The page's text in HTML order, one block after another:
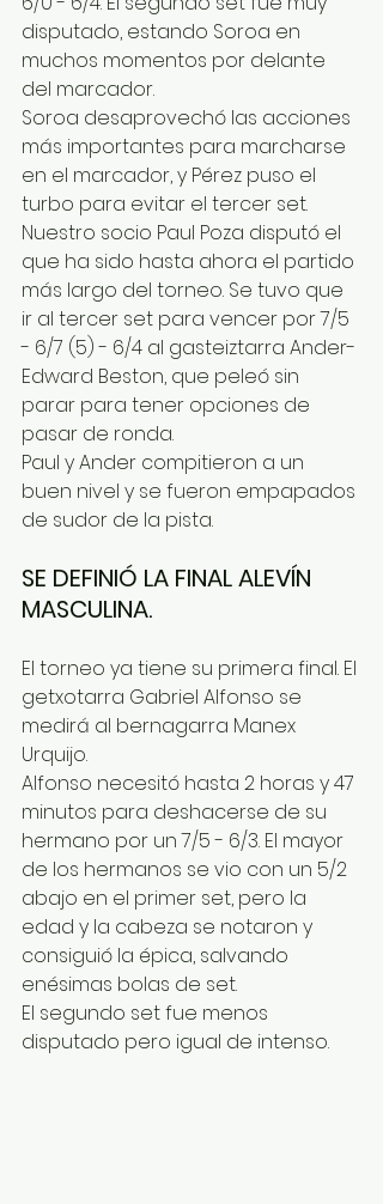
disputado, estando Soroa en
muchos momentos por delante
del marcador.
Soroa desaprovechó las acciones
más importantes para marcharse
en el marcador, y Pérez puso el
turbo para evitar el tercer set.
Nuestro socio Paul Poza disputó el
que ha sido hasta ahora el partido
más largo del torneo. Se tuvo que
ir al tercer set para vencer por 7/5
- 6/7 (5) - 6/4 al gasteiztarra Ander-
Edward Beston, que peleó sin
parar para tener opciones de
pasar de ronda.
Paul y Ander compitieron a un
buen nivel y se fueron empapados
de sudor de la pista.
SE DEFINIÓ LA FINAL ALEVÍN
MASCULINA.
El torneo ya tiene su primera final. El
getxotarra Gabriel Alfonso se
medirá al bernagarra Manex
Urquijo.
Alfonso necesitó hasta 2 horas y 47
minutos para deshacerse de su
hermano por un 7/5 - 6/3. El mayor
de los hermanos se vio con un 5/2
abajo en el primer set, pero la
edad y la cabeza se notaron y
consiguió la épica, salvando
enésimas bolas de set.
El segundo set fue menos
disputado pero igual de intenso.